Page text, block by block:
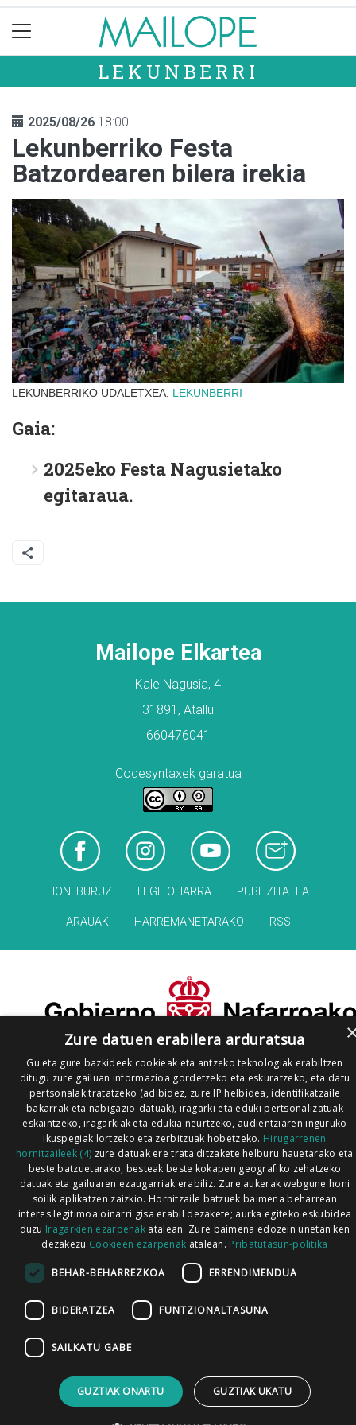
LEKUNBERRI
2025/08/26 18:00
Lekunberriko Festa
Batzordearen bilera irekia
LEKUNBERRIKO UDALETXEA, LEKUNBERRI
Gaia:
2025eko Festa Nagusietako
egitaraua.
Mailope Elkartea
Kale Nagusia, 4
31891, Atallu
660476041
Codesyntaxek garatua
HONI BURUZ LEGE OHARRA PUBLIZITATEA
ARAUAK HARREMANETARAKO RSS
Zure datuen erabilera arduratsua
Gu eta gure bazkideek cookieak eta antzeko teknologiak erabiltzen
ditugu zure gailuan informazioa gordetzeko eta eskuratzeko, eta datu
pertsonalak tratatzeko (adibidez, zure IP helbidea, identifikatzaile
bakarrak eta nabigazio-datuak), iragarki eta eduki pertsonalizatuak
eskaintzeko, iragarkiak eta edukia neurtzeko, audientziaren inguruko
ikuspegiak lortzeko eta zerbitzuak hobetzeko. Hirugarrenen
hornitzaileek (4) zure datuak ere trata ditzakete helburu hauetarako eta
beste batzuetarako, besteak beste kokapen geografiko zehatzeko
datuak eta gailuaren ezaugarriak erabiliz. Zure aukerak webgune honi
soilik aplikatzen zaizkio. Hornitzaile batzuek baimena beharrean
interes legitimoa oinarri gisa erabil dezakete; aurka egiteko eskubidea
duzu Iragarkien ezarpenak atalean. Zure baimena edozein unetan ken
dezakezu Cookieen ezarpenak atalean. Pribatutasun-politika
BEHAR-BEHARREZKOA ERRENDIMENDUA
BIDERATZEA FUNTZIONALTASUNA
SAILKATU GABE
GUZTIAK ONARTU GUZTIAK UKATU